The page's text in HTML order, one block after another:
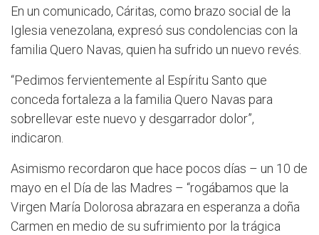
En un comunicado, Cáritas, como brazo social de la
Iglesia venezolana, expresó sus condolencias con la
familia Quero Navas, quien ha sufrido un nuevo revés.
“Pedimos fervientemente al Espíritu Santo que
conceda fortaleza a la familia Quero Navas para
sobrellevar este nuevo y desgarrador dolor”,
indicaron.
Asimismo recordaron que hace pocos días – un 10 de
mayo en el Día de las Madres – “rogábamos que la
Virgen María Dolorosa abrazara en esperanza a doña
Carmen en medio de su sufrimiento por la trágica